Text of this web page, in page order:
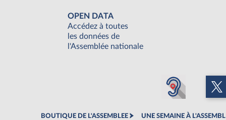
OPEN DATA
Accédez à toutes
les données de
l'Assemblée nationale
BOUTIQUE DE L'ASSEMBLEE UNE SEMAINE À